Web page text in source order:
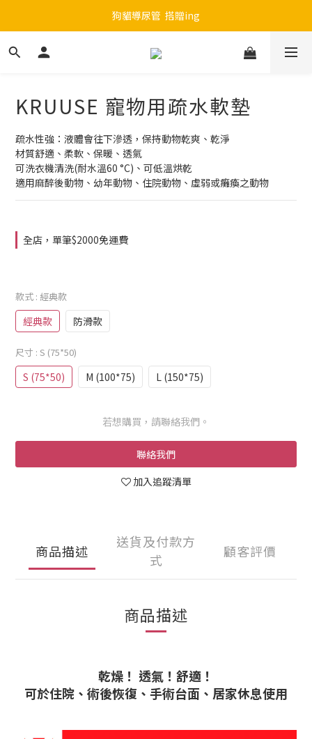
註冊會員，贈100元購物金：請以"動物醫院名稱"為用戶名
狗貓導尿管  搭贈ing
註冊會員，贈100元購物金：請以"動物醫院名稱"為用戶名
KRUUSE 寵物用疏水軟墊
疏水性強：液體會往下滲透，保持動物乾爽、乾淨
材質舒適、柔軟、保暖、透氣
可洗衣機清洗(耐水溫60 °C)、可低溫烘乾
適用麻醉後動物、幼年動物、住院動物、虛弱或癱瘓之動物
全店，單筆$2000免運費
款式 : 經典款
經典款 防滑款
尺寸 : S (75*50)
S (75*50) M (100*75) L (150*75)
若想購買，請聯絡我們。
聯絡我們
加入追蹤清單
商品描述
送貨及付款方
式
顧客評價
商品描述
乾燥！ 透氣！舒適！
可於住院、術後恢復、手術台面、居家休息使用